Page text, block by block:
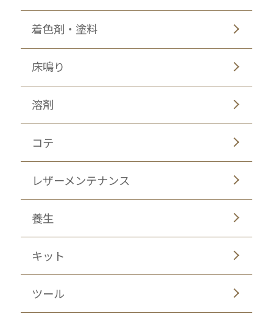
着色剤・塗料
床鳴り
溶剤
コテ
レザーメンテナンス
養生
キット
ツール